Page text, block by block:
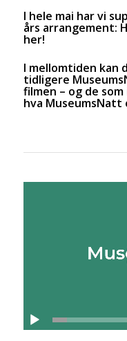
I hele mai har vi
års arrangement:
her!
I mellomtiden kan
tidligere
filmen – og de
hva MuseumsNatt